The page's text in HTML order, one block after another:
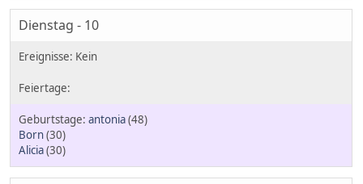
Dienstag - 10
antonia(48)
Born(30)
Alicia(30)